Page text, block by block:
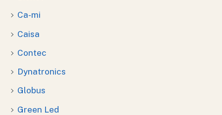
Ca-mi
Caisa
Contec
Dynatronics
Globus
Green Led